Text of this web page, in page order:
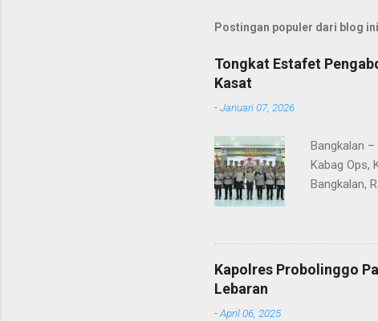
Postingan populer dari blog ini
Tongkat Estafet
Kasat
-Januari 07, 2026
Bangkalan
Kabag Ops,
Bangkalan,
M.H. resmi
Rifai, S.H.,
Kapolres Probolinggo
Lebaran
-April 06, 2025